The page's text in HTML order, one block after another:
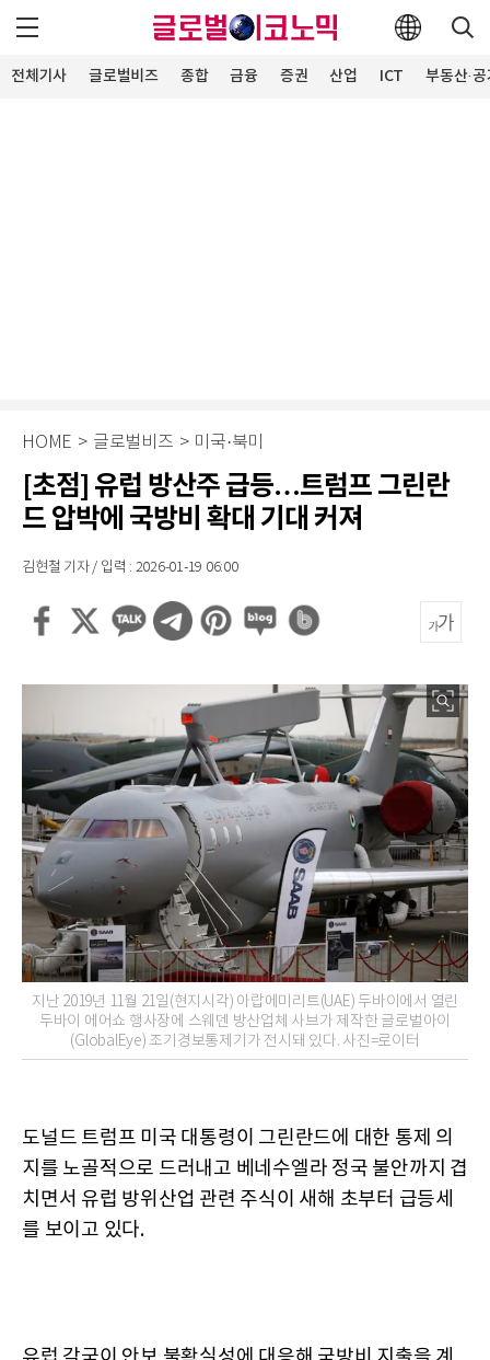
전체기사 글로벌비즈 종합 금융 증권 산업 ICT 부동산·
HOME > 글로벌비즈 > 미국·북미
[초점] 유럽 방산주 급등…트럼프 그린란
드 압박에 국방비 확대 기대 커져
김현철 기자 / 입력 : 2026-01-19 06:00
지난 2019년 11월 21일(현지시각) 아랍에미리트(UAE) 두바이에서 열린
두바이 에어쇼 행사장에 스웨덴 방산업체 사브가 제작한 글로벌아이
(GlobalEye) 조기경보통제기가 전시돼 있다. 사진=로이터
도널드 트럼프 미국 대통령이 그린란드에 대한 통제 의
지를 노골적으로 드러내고 베네수엘라 정국 불안까지 겹
치면서 유럽 방위산업 관련 주식이 새해 초부터 급등세
를 보이고 있다.